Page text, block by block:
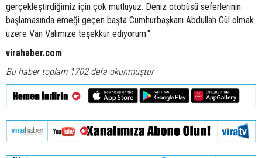
gerçekleştirdiğimiz için çok mutluyuz. Deniz otobüsü seferlerinin
başlamasında emeği geçen başta Cumhurbaşkanı Abdullah Gül olmak
üzere Van Valimize teşekkür ediyorum."
virahaber.com
Bu haber toplam 1702 defa okunmuştur